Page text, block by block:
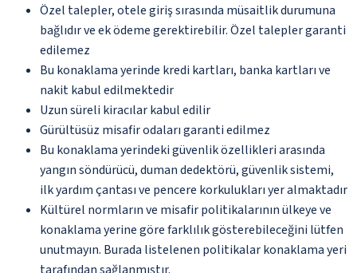
Özel talepler, otele giriş sırasında müsaitlik durumuna
bağlıdır ve ek ödeme gerektirebilir. Özel talepler garanti
edilemez
Bu konaklama yerinde kredi kartları, banka kartları ve
nakit kabul edilmektedir
Uzun süreli kiracılar kabul edilir
Gürültüsüz misafir odaları garanti edilmez
Bu konaklama yerindeki güvenlik özellikleri arasında
yangın söndürücü, duman dedektörü, güvenlik sistemi,
ilk yardım çantası ve pencere korkulukları yer almaktadır
Kültürel normların ve misafir politikalarının ülkeye ve
konaklama yerine göre farklılık gösterebileceğini lütfen
unutmayın. Burada listelenen politikalar konaklama yeri
tarafından sağlanmıştır.